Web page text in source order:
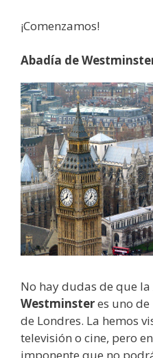
¡Comenzamos!
Abadía de
No hay dudas de que la
Westminsteres uno
de Londres. La hemos
televisión o cine, pero
imponente que no